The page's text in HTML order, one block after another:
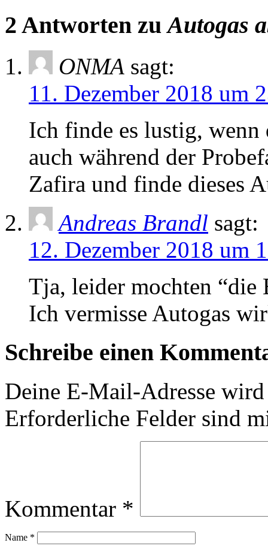
2 Antworten zuAutogas
ONMA sagt:
11. Dezember 2018 um
Ich finde es lustig, wenn
auch während der
Zafira und finde dieses
Andreas Brandl sagt:
12. Dezember 2018 um
Tja, leider mochten “die
Ich vermisse Autogas
Schreibe einen
Deine E-Mail-Adresse
Erforderliche Felder sind
Kommentar *
Name *